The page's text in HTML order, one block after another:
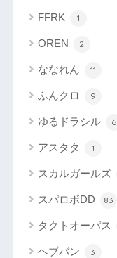
FFRK 1
OREN 2
ななれん 11
ふんクロ 9
ゆるドラシル 6
アスタタ 1
スカルガールズ
スパロボDD 83
タクトオーパス
ヘブバン 3